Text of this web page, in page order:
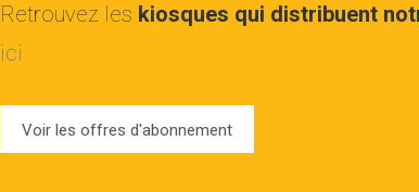
Retrouvez les kiosques qui distribuent
ici
Voir les offres d'abonnement